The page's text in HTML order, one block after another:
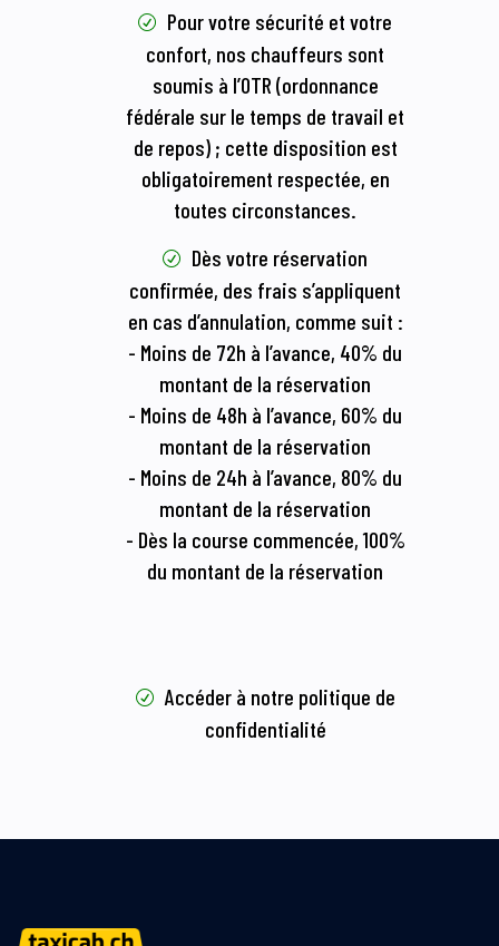
Pour votre sécurité et votre
confort, nos chauffeurs sont
soumis à l’OTR (ordonnance
fédérale sur le temps de travail et
de repos) ; cette disposition est
obligatoirement respectée, en
toutes circonstances.
Dès votre réservation
confirmée, des frais s’appliquent
en cas d’annulation, comme suit :
- Moins de 72h à l’avance, 40% du
montant de la réservation
- Moins de 48h à l’avance, 60% du
montant de la réservation
- Moins de 24h à l’avance, 80% du
montant de la réservation
- Dès la course commencée, 100%
du montant de la réservation
Accéder à notre politique de
confidentialité